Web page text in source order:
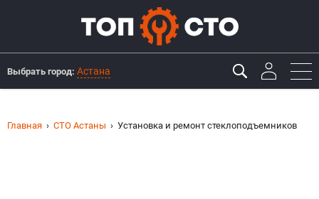
Выбрать город: Астана
Главная СТО Астаны Установка и ремонт стеклоподъемников